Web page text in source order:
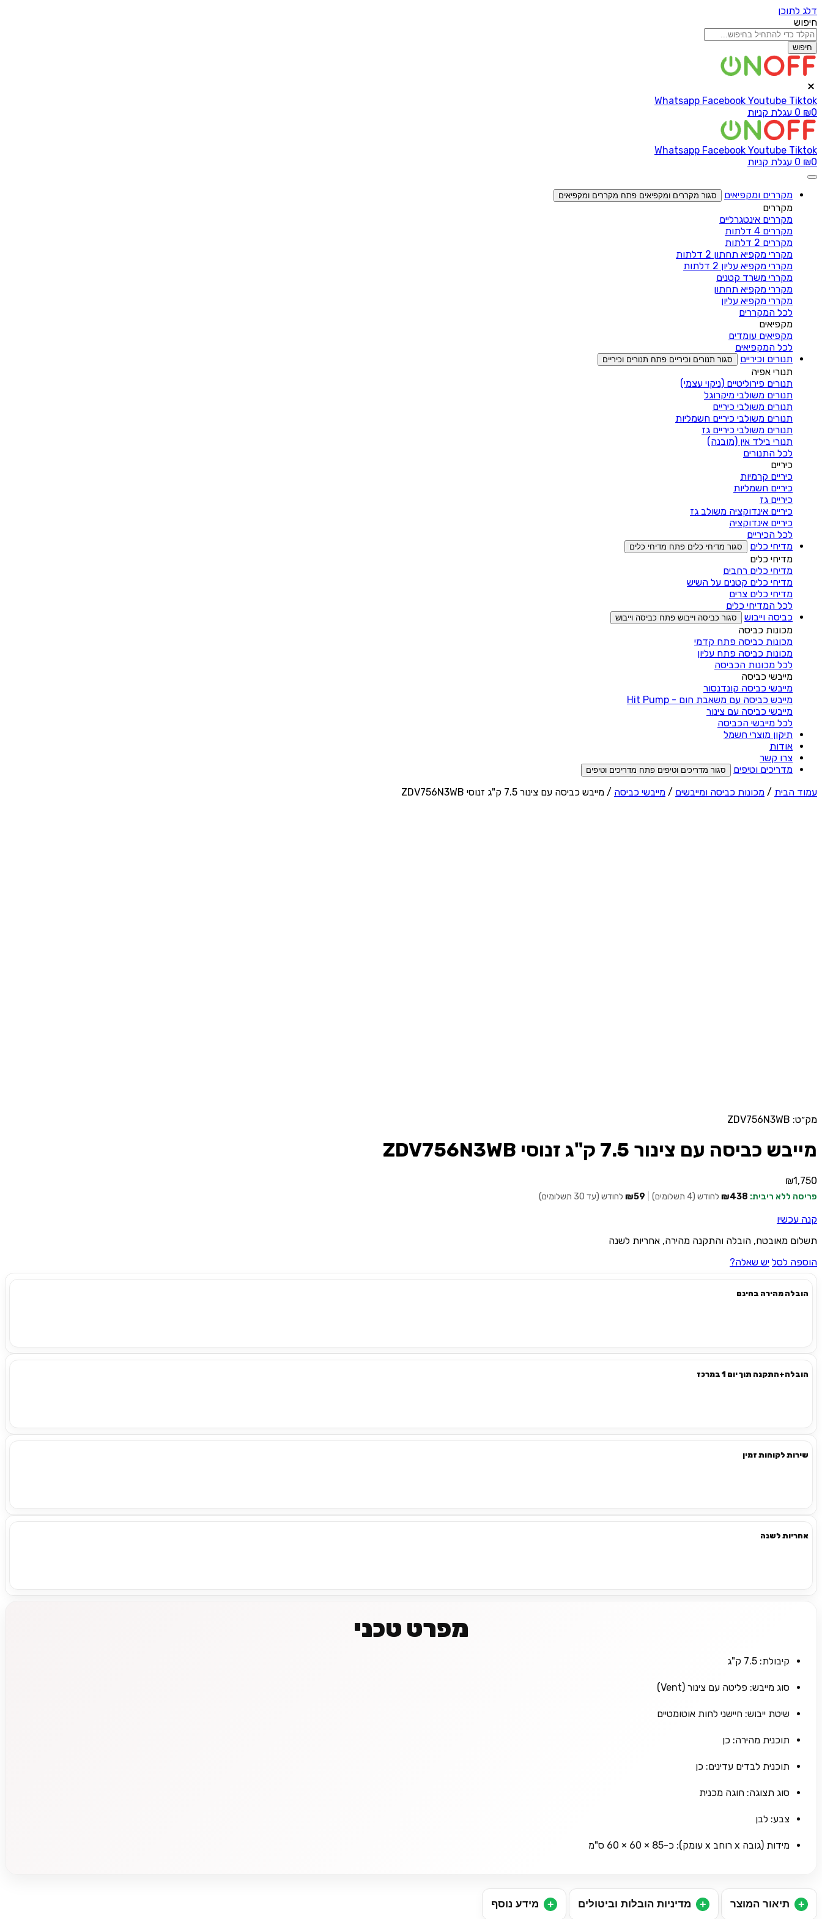
דלג לתוכן
חיפוש
חיפוש
Whatsapp Facebook Youtube Tiktok
₪0
0 עגלת קניות
Whatsapp Facebook Youtube Tiktok
₪0
0 עגלת קניות
מקררים ומקפיאים סגור מקררים ומקפיאים פתח מקררים ומקפיאים
מקררים
מקררים אינטגרליים
מקררים 4 דלתות
מקררים 2 דלתות
מקררי מקפיא תחתון 2 דלתות
מקררי מקפיא עליון 2 דלתות
מקררי משרד קטנים
מקררי מקפיא תחתון
מקררי מקפיא עליון
לכל המקררים
מקפיאים
מקפיאים עומדים
לכל המקפיאים
תנורים וכיריים
סגור תנורים וכיריים פתח תנורים וכיריים
תנורי אפיה
תנורים פירוליטיים (ניקוי עצמי)
תנורים משולבי מיקרוגל
תנורים משולבי כיריים
תנורים משולבי כיריים חשמליות
תנורים משולבי כיריים גז
תנורי בילד אין (מובנה)
לכל התנורים
כיריים
כיריים קרמיות
כיריים חשמליות
כיריים גז
כיריים אינדוקציה משולב גז
כיריים אינדוקציה
לכל הכיריים
מדיחי כלים
סגור מדיחי כלים פתח מדיחי כלים
מדיחי כלים
מדיחי כלים רחבים
מדיחי כלים קטנים על השיש
מדיחי כלים צרים
לכל המדיחי כלים
כביסה וייבוש
סגור כביסה וייבוש פתח כביסה וייבוש
מכונות כביסה
מכונות כביסה פתח קדמי
מכונות כביסה פתח עליון
לכל מכונות הכביסה
מייבשי כביסה
מייבשי כביסה קונדנסור
מייבש כביסה עם משאבת חום - Hit Pump
מייבשי כביסה עם צינור
לכל מייבשי הכביסה
תיקון מוצרי חשמל
אודות
צרו קשר
מדריכים וטיפים
סגור מדריכים וטיפים פתח מדריכים וטיפים
עמוד הבית / מכונות כביסה ומייבשים / מייבשי כביסה / מייבש כביסה עם צינור 7.5 ק"ג זנוסי ZDV756N3WB
מק״ט: ZDV756N3WB
מייבש כביסה עם צינור 7.5 ק"ג זנוסי ZDV756N3WB
₪1,750
פריסה ללא ריבית: ₪438 לחודש (4 תשלומים) ₪59 לחודש (עד 30 תשלומים)
קנה עכשיו
תשלום מאובטח, הובלה והתקנה מהירה, אחריות לשנה
הוספה לסל יש שאלה?
הובלה מהירה בחינם
הובלה+התקנה תוך יום 1 במרכז
שירות לקוחות זמין
אחריות לשנה
מפרט טכני
קיבולת: 7.5 ק"ג
סוג מייבש: פליטה עם צינור (Vent)
שיטת ייבוש: חיישני לחות אוטומטיים
תוכנית מהירה: כן
תוכנית לבדים עדינים: כן
סוג תצוגה: חוגה מכנית
צבע: לבן
מידות (גובה x רוחב x עומק): כ-85 × 60 × 60 ס"מ
תיאור המוצר מדיניות הובלות וביטולים מידע נוסף